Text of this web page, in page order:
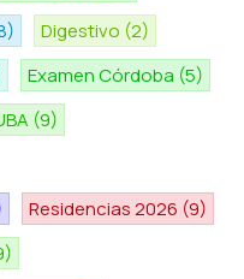
Digestivo (2)
Examen Córdoba (5)
(9)
Residencias 2026 (9)